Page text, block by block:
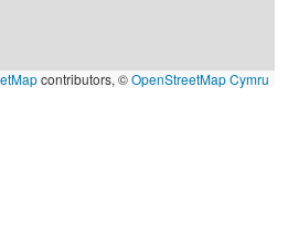
contributors, ©OpenStreetMap Cymru